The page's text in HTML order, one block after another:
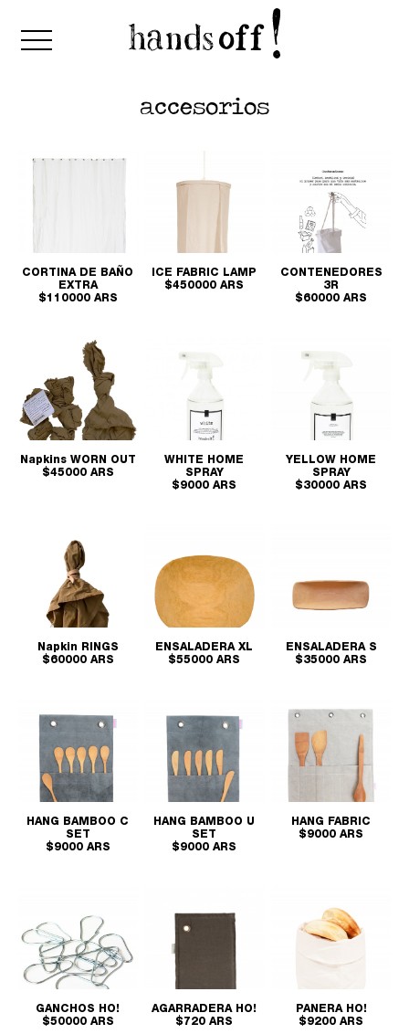
accesorios
CORTINA DE BAÑO
EXTRA
$110000 ARS
ICE FABRIC LAMP
$450000 ARS
CONTENEDORES
3R
$60000 ARS
Napkins WORN OUT
$45000 ARS
WHITE HOME
SPRAY
$9000 ARS
YELLOW HOME
SPRAY
$30000 ARS
Napkin RINGS
$60000 ARS
ENSALADERA XL
$55000 ARS
ENSALADERA S
$35000 ARS
HANG BAMBOO C
SET
$9000 ARS
HANG BAMBOO U
SET
$9000 ARS
HANG FABRIC
$9000 ARS
GANCHOS HO!
$50000 ARS
AGARRADERA HO!
$720 ARS
PANERA HO!
$9200 ARS